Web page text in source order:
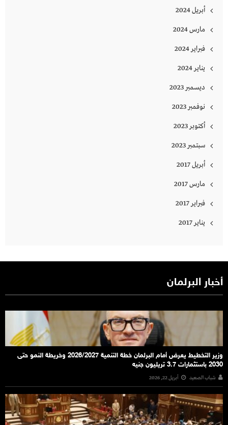
أبريل 2024
مارس 2024
فبراير 2024
يناير 2024
ديسمبر 2023
نوفمبر 2023
أكتوبر 2023
سبتمبر 2023
أبريل 2017
مارس 2017
فبراير 2017
يناير 2017
أخبار البرلمان
وزير التخطيط يعرض أمام البرلمان خطة التنمية 2026/2027 وخريطة النمو حتى
2030 باستثمارات 3.7 تريليون جنيه
شباب الصعيد أبريل 22, 2026